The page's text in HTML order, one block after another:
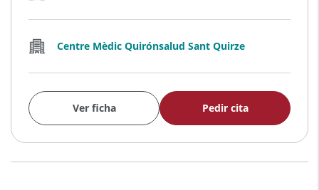
Centre Mèdic Quirónsalud Sant Quirze
Ver ficha Pedir cita